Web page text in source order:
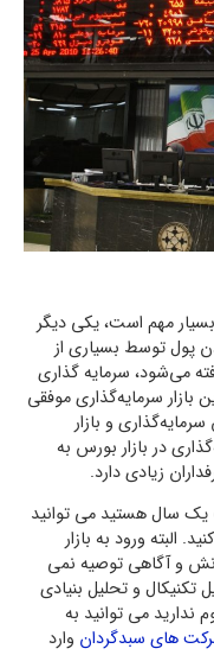
بسیار مهم است، یکی دیگر
پول توسط بسیاری از
می‌شود، سرمایه گذاری
بازار سرمایه‌گذاری موفقی
و بازار
در بازار بورس به
زیادی دارد.
یک سال هستید می توانید
البته ورود به بازار
و آگاهی توصیه نمی
تکنیکال و تحلیل بنیادی
ندارید می توانید به
های سبدگردان وارد